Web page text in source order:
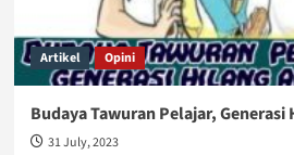
Artikel Opini
Budaya Tawuran Pelajar, Generasi
31 July, 2023